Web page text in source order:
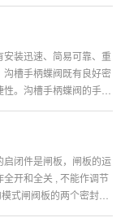
装迅速、简易可靠、重
槽手柄蝶阀既有良好密
。沟槽手柄蝶阀的手柄
闭件是闸板，闸板的运
开和全关 , 不能作调节
式闸阀板的两个密封面